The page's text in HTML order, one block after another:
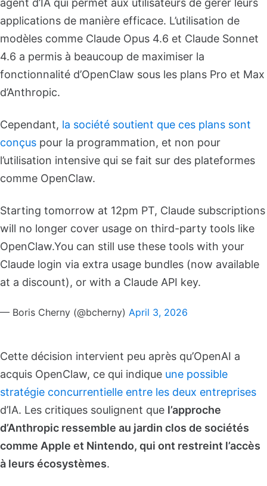
agent d’IA qui permet aux utilisateurs de gérer leurs
applications de manière efficace. L’utilisation de
modèles comme Claude Opus 4.6 et Claude Sonnet
4.6 a permis à beaucoup de maximiser la
fonctionnalité d’OpenClaw sous les plans Pro et Max
d’Anthropic.
Cependant, la société soutient que ces plans sont
conçus pour la programmation, et non pour
l’utilisation intensive qui se fait sur des plateformes
comme OpenClaw.
Starting tomorrow at 12pm PT, Claude subscriptions
will no longer cover usage on third-party tools like
OpenClaw.You can still use these tools with your
Claude login via extra usage bundles (now available
at a discount), or with a Claude API key.
— Boris Cherny (@bcherny) April 3, 2026
Cette décision intervient peu après qu’OpenAI a
acquis OpenClaw, ce qui indique une possible
stratégie concurrentielle entre les deux entreprises
d’IA. Les critiques soulignent que l’approche
d’Anthropic ressemble au jardin clos de sociétés
comme Apple et Nintendo, qui ont restreint l’accès
à leurs écosystèmes.